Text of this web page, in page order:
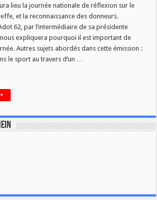
lieu la journée nationale de réflexion sur le
et la reconnaissance des donneurs.
62, par l’intermédiaire de sa présidente
expliquera pourquoi il est important de
Autres sujets abordés dans cette émission :
le sport au travers d’un …